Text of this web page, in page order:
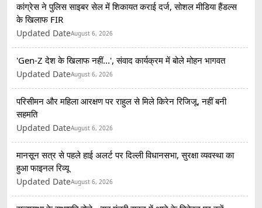
कांग्रेस ने पुलिस साइबर सेल में शिकायत कराई दर्ज, सोशल मीडिया हैंडल्स
के खिलाफ FIR
Updated DateAugust 6, 2026
'Gen-Z देश के खिलाफ नहीं...', संवाद कार्यक्रम में बोले मोहन भागवत
Updated DateAugust 6, 2026
परिसीमन और महिला आरक्षण पर राहुल से मिले किरेन रिजिजू, नहीं बनी
सहमति
Updated DateAugust 6, 2026
मानसून सत्र से पहले हाई अलर्ट पर दिल्ली विधानसभा, सुरक्षा व्यवस्था का
हुआ फाइनल रिव्यू
Updated DateAugust 6, 2026